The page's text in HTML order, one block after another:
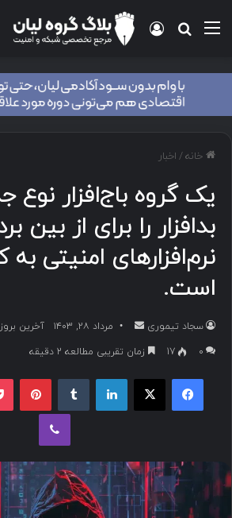
منو جستجو برای
ورود
خانه/ اخبار
یک گروه باج‌افزار نوع
بدافزار را برای از بین
نرم‌افزارهای امنیتی به
است.
سجاد تیموری
ا
ا
ی
م
مرداد ۲۸, ۱۴۰۳
آخرین
۰
17 زمان تقریبی مطالعه 2 دقیقه
فیسبوک ایکس لینکداین پینتریست
وایبر